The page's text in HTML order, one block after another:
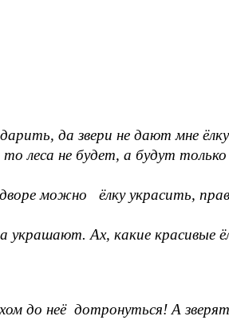
да звери не дают мне
леса не будет, а будут только
можно ёлку украсить,
украшают. Ах, какие красивые
до неё дотронуться! А